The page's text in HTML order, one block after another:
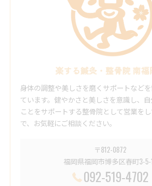
楽する鍼灸・整骨院 南福
身体の調整や美しさを磨くサポートなど
ています。健やかさと美しさを意識し、
ことをサポートする整骨院として営業を
で、お気軽にご相談ください。
〒812-0872
福岡県福岡市博多区春町3-5-
092-519-4702